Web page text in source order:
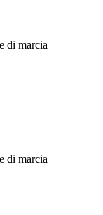
di marcia
di marcia